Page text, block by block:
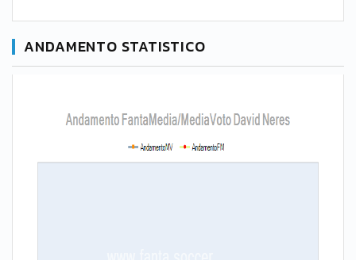
ANDAMENTO STATISTICO